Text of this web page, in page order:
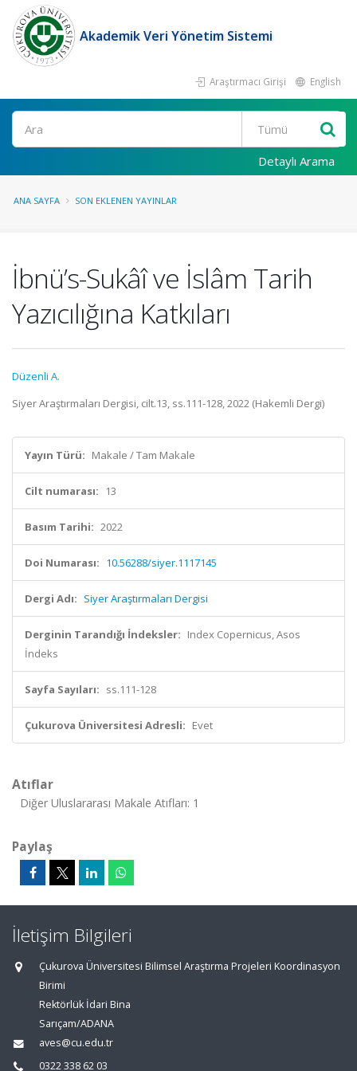
Akademik Veri Yönetim Sistemi
Araştırmacı Girişi English
Ara
Detaylı Arama
ANA SAYFA SON EKLENEN YAYINLAR
İbnü’s-Sukâî ve İslâm Tarih
Yazıcılığına Katkıları
Düzenli A.
Siyer Araştırmaları Dergisi, cilt.13, ss.111-128, 2022 (Hakemli Dergi)
Yayın Türü: Makale / Tam Makale
Cilt numarası: 13
Basım Tarihi: 2022
Doi Numarası: 10.56288/siyer.1117145
Dergi Adı: Siyer Araştırmaları Dergisi
Derginin Tarandığı İndeksler: Index Copernicus, Asos
İndeks
Sayfa Sayıları: ss.111-128
Çukurova Üniversitesi Adresli: Evet
Atıflar
Diğer Uluslararası Makale Atıfları: 1
Paylaş
İletişim Bilgileri
Çukurova Üniversitesi Bilimsel Araştırma Projeleri Koordinasyon
Birimi
Rektörlük İdari Bina
Sarıçam/ADANA
aves@cu.edu.tr
0322 338 62 03